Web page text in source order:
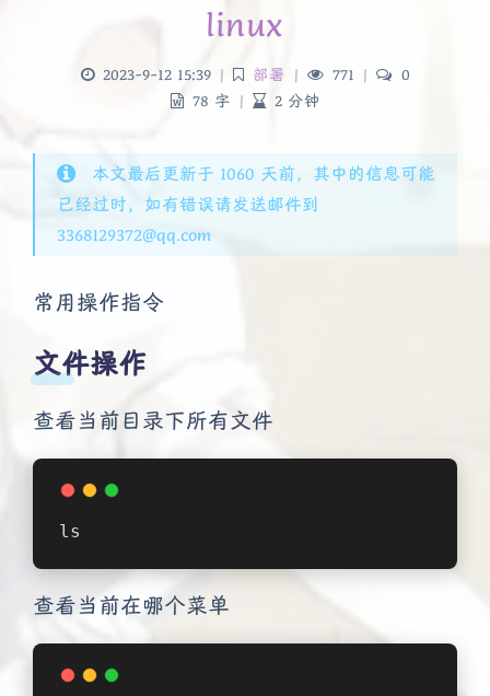
linux
2023-9-12 15:39 | 部署 | 771 |
0
78 字 | 2 分钟
本文最后更新于 1060 天前，其中的信息可能
已经过时，如有错误请发送邮件到
3368129372@qq.com
常用操作指令
文件操作
查看当前目录下所有文件
ls
查看当前在哪个菜单